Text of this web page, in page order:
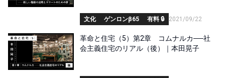
文化 ゲンロンβ65 有料 🔒 2021/09/22
革命と住宅（5）第2章 コムナルカ──社
会主義住宅のリアル（後）｜本田晃子